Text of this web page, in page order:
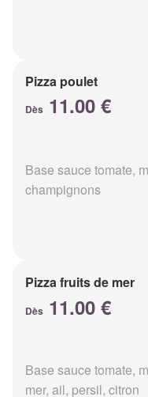
Pizza poulet
Dès 11.00 €
Base sauce tomate,
champignons
Pizza fruits de mer
Dès 11.00 €
Base sauce tomate,
mer, ail, persil, citron